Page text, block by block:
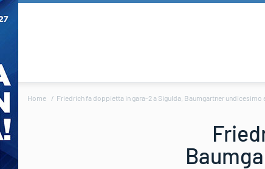
Home Friedrich fa doppietta in gara-2 a Sigulda, Baumgartner undicesimo